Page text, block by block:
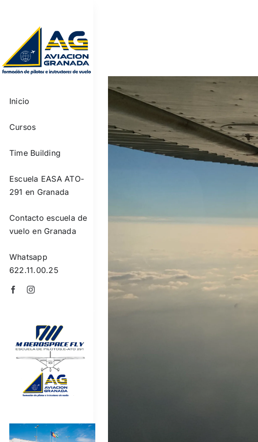
contenido
Inicio
Cursos
Time Building
Escuela EASA ATO-
291 en Granada
Contacto escuela de
vuelo en Granada
Whatsapp
622.11.00.25
Larger
Image